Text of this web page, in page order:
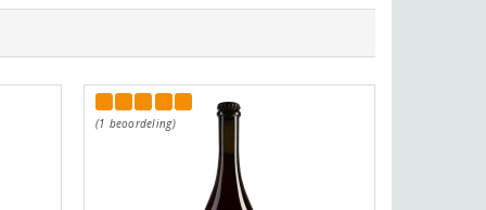
(1 beoordeling)